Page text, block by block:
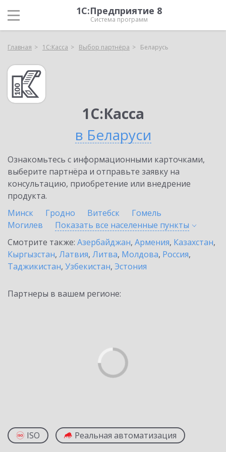
1С:Предприятие 8
Система программ
Главная 1С:Касса Выбор партнёра Беларусь
1С:Касса
в Беларуси
Ознакомьтесь с информационными карточками,
выберите партнёра и отправьте заявку на
консультацию, приобретение или внедрение
продукта.
Минск
Гродно Витебск
Гомель
Могилев
Показать все населенные пункты
Смотрите также: Азербайджан, Армения, Казахстан,
Кыргызстан, Латвия, Литва, Молдова, Россия,
Таджикистан, Узбекистан, Эстония
Партнеры в вашем регионе:
ISO Реальная автоматизация